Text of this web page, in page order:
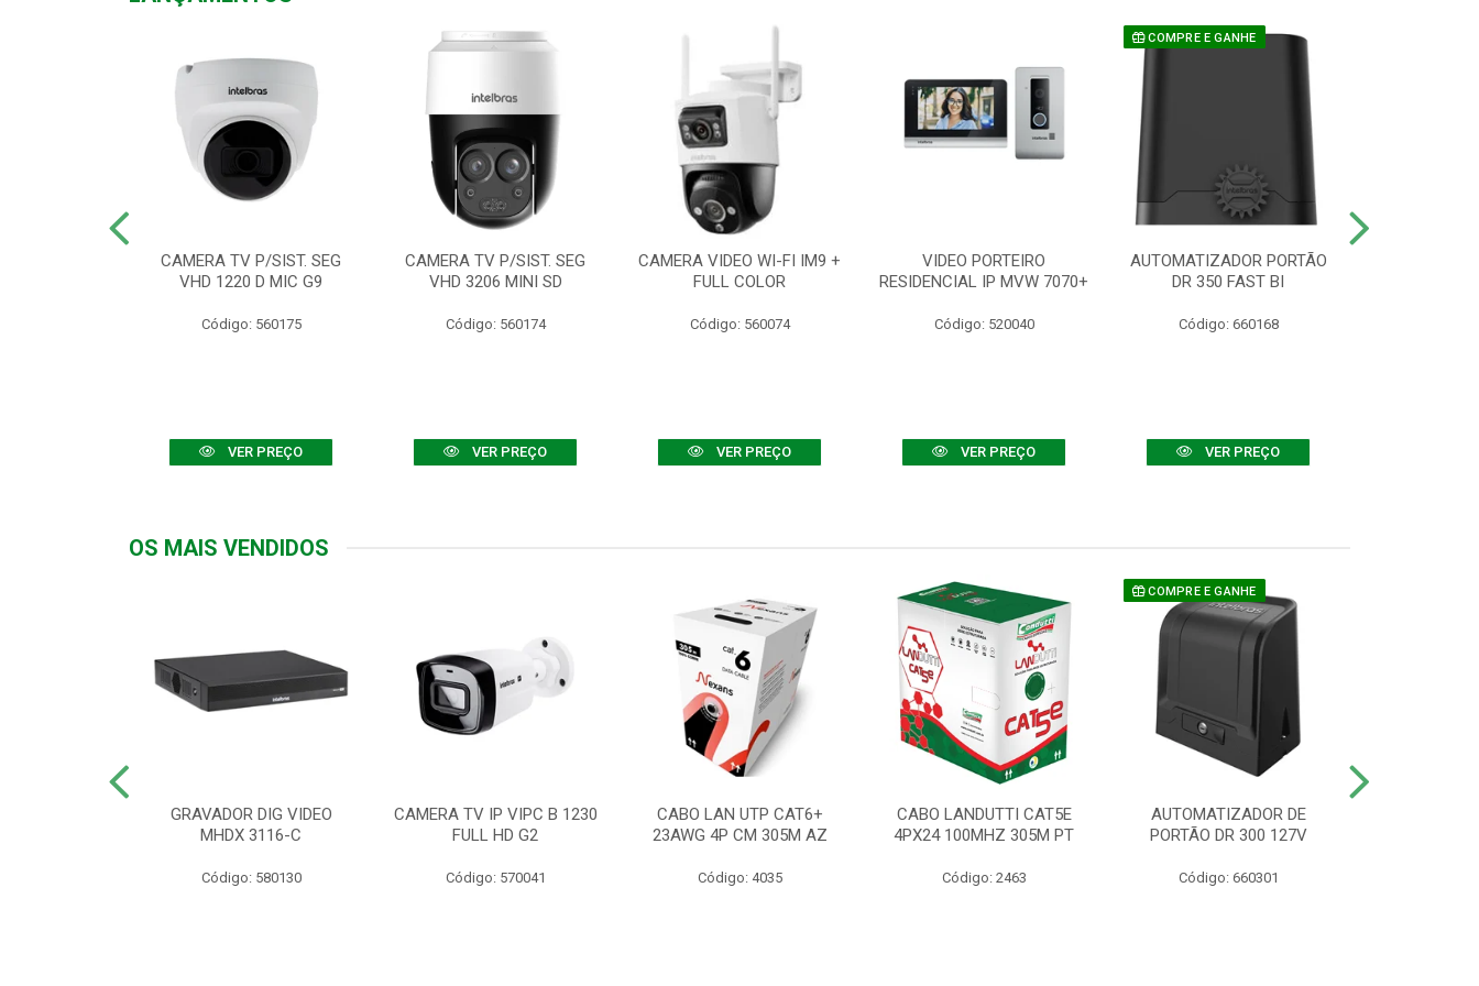
CAMERA TV P/SIST. SEG
VHD 1220 D MIC G9
Código: 560175
VER PREÇO
CAMERA TV P/SIST. SEG
VHD 3206 MINI SD
Código: 560174
VER PREÇO
CAMERA VIDEO WI-FI IM9 +
FULL COLOR
Código: 560074
VER PREÇO
VIDEO PORTEIRO
RESIDENCIAL IP MVW 7070+
Código: 520040
VER PREÇO
COMPRE E GANHE
AUTOMATIZADOR PORTÃO
DR 350 FAST BI
Código: 660168
VER PREÇO
OS MAIS VENDIDOS
GRAVADOR DIG VIDEO
MHDX 3116-C
Código: 580130
CAMERA TV IP VIPC B 1230
FULL HD G2
Código: 570041
CABO LAN UTP CAT6+
23AWG 4P CM 305M AZ
Código: 4035
CABO LANDUTTI CAT5E
4PX24 100MHZ 305M PT
Código: 2463
COMPRE E GANHE
AUTOMATIZADOR DE
PORTÃO DR 300 127V
Código: 660301